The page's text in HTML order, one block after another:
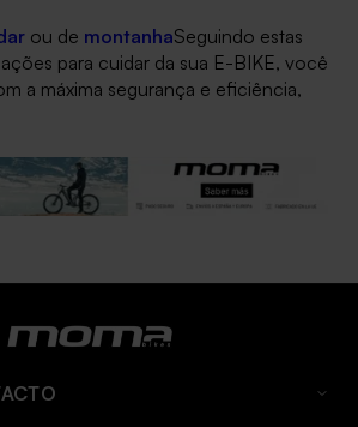
ou de montanhaSeguindo estas
para cuidar da sua E-BIKE, você
a máxima segurança e eficiência,